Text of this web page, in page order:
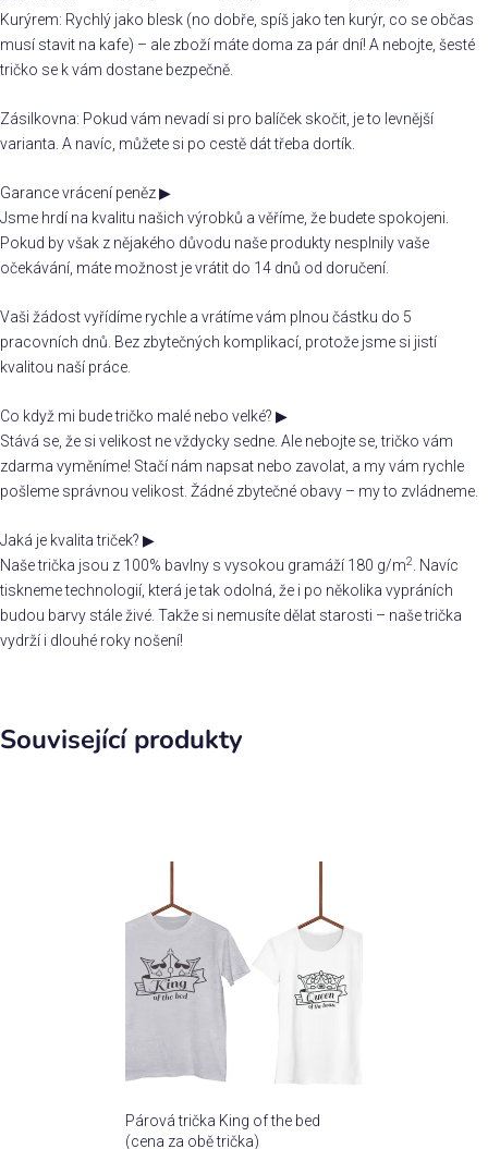
Kurýrem: Rychlý jako blesk (no dobře, spíš jako ten kurýr, co se občas
musí stavit na kafe) – ale zboží máte doma za pár dní! A nebojte, šesté
tričko se k vám dostane bezpečně.
Zásilkovna: Pokud vám nevadí si pro balíček skočit, je to levnější
varianta. A navíc, můžete si po cestě dát třeba dortík.
Garance vrácení peněz▶
Jsme hrdí na kvalitu našich výrobků a věříme, že budete spokojeni.
Pokud by však z nějakého důvodu naše produkty nesplnily vaše
očekávání, máte možnost je vrátit do 14 dnů od doručení.
Vaši žádost vyřídíme rychle a vrátíme vám plnou částku do 5
pracovních dnů. Bez zbytečných komplikací, protože jsme si jistí
kvalitou naší práce.
Co když mi bude tričko malé nebo velké? ▶
Stává se, že si velikost ne vždycky sedne. Ale nebojte se, tričko vám
zdarma vyměníme! Stačí nám napsat nebo zavolat, a my vám rychle
pošleme správnou velikost. Žádné zbytečné obavy – my to zvládneme.
Jaká je kvalita triček? ▶
Naše trička jsou z 100% bavlny s vysokou gramáží 180 g/m2
. Navíc
tiskneme technologií, která je tak odolná, že i po několika vypráních
budou barvy stále živé. Takže si nemusíte dělat starosti – naše trička
vydrží i dlouhé roky nošení!
Související produkty
Párová trička King of the bed
(cena za obě trička)